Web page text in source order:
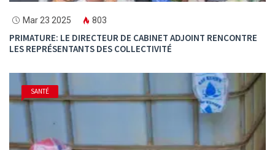
Mar 23 2025 803
PRIMATURE: LE DIRECTEUR DE CABINET ADJOINT RENCONTRE
LES REPRÉSENTANTS DES COLLECTIVITÉ
SANTÉ